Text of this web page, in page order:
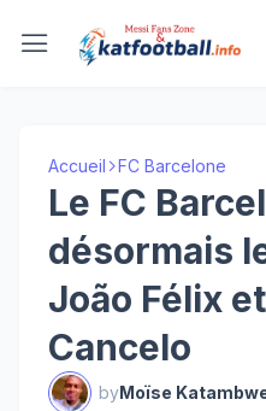
Accueil FC Barcelone
Le FC
désormais
João Félix
Cancelo
byMoïse